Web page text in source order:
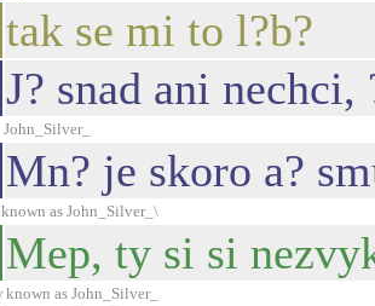
tak se mi to l?b?
J? snad ani nechci,
Mn? je skoro a?
as John_Silver_\
Mep, ty si si
as John_Silver_